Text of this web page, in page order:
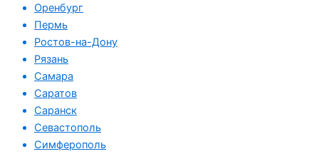
Оренбург
Пермь
Ростов-на-Дону
Рязань
Самара
Саратов
Саранск
Севастополь
Симферополь